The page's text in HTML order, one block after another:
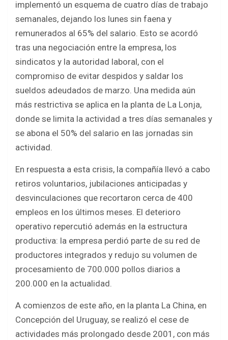
implementó un esquema de cuatro días de trabajo
semanales, dejando los lunes sin faena y
remunerados al 65% del salario. Esto se acordó
tras una negociación entre la empresa, los
sindicatos y la autoridad laboral, con el
compromiso de evitar despidos y saldar los
sueldos adeudados de marzo. Una medida aún
más restrictiva se aplica en la planta de La Lonja,
donde se limita la actividad a tres días semanales y
se abona el 50% del salario en las jornadas sin
actividad.
En respuesta a esta crisis, la compañía llevó a cabo
retiros voluntarios, jubilaciones anticipadas y
desvinculaciones que recortaron cerca de 400
empleos en los últimos meses. El deterioro
operativo repercutió además en la estructura
productiva: la empresa perdió parte de su red de
productores integrados y redujo su volumen de
procesamiento de 700.000 pollos diarios a
200.000 en la actualidad.
A comienzos de este año, en la planta La China, en
Concepción del Uruguay, se realizó el cese de
actividades más prolongado desde 2001, con más